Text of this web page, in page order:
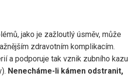
jako je zažloutlý úsměv, může
zdravotním komplikacím.
a podporuje tak vznik zubního
Nenecháme-li kámen odstranit,